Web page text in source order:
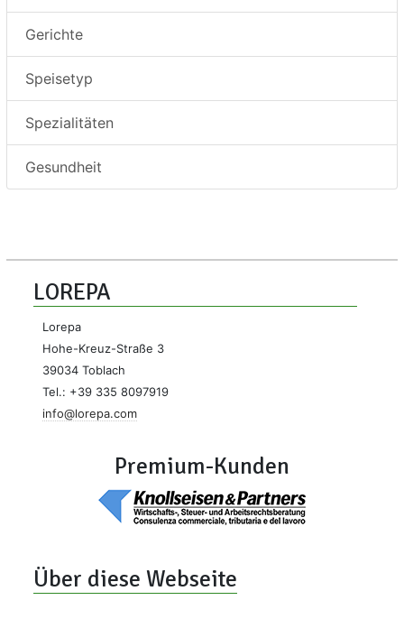
Gerichte
Speisetyp
Spezialitäten
Gesundheit
LOREPA
Lorepa
Hohe-Kreuz-Straße 3
39034 Toblach
Tel.: +39 335 8097919
info@lorepa.com
Premium-Kunden
Über diese Webseite